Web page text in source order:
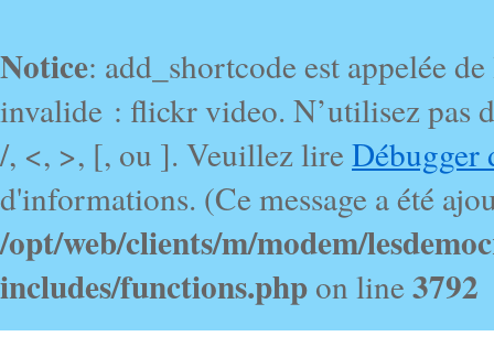
Notice: add_shortcode est appelée
invalide : flickr video. N’utilisez pas
/, <, >, [, ou ]. Veuillez lireDébugger
d'informations. (Ce message a été
/opt/web/clients/m/modem/
includes/functions.php on line3792